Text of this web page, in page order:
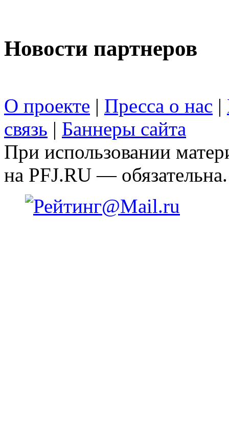
Новости партнеров
О проекте | Пресса о нас |
связь | Баннеры сайта
При использовании
на PFJ.RU — обязательна.